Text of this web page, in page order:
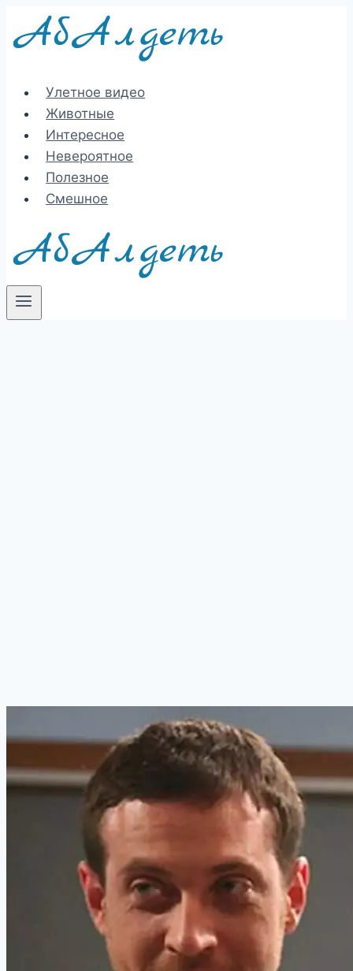
Перейти
Улетное видео
Животные
Интересное
Невероятное
Полезное
Смешное